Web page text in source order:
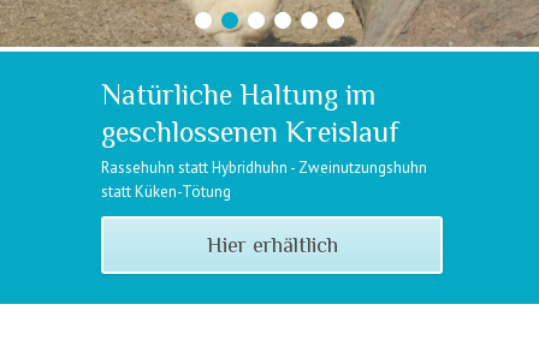
1 2 3 4 5 6
Natürliche Haltung im
geschlossenen Kreislauf
Rassehuhn statt Hybridhuhn - Zweinutzungshuhn
statt Küken-Tötung
Hier erhältlich